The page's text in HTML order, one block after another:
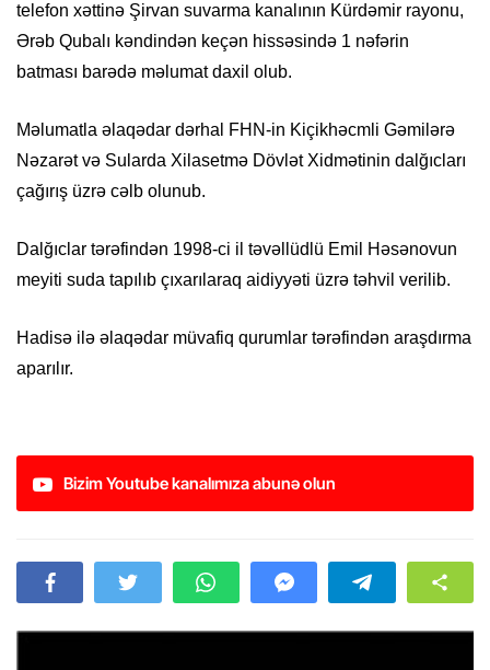
telefon xəttinə Şirvan suvarma kanalının Kürdəmir rayonu,
Ərəb Qubalı kəndindən keçən hissəsində 1 nəfərin
batması barədə məlumat daxil olub.
Məlumatla əlaqədar dərhal FHN-in Kiçikhəcmli Gəmilərə
Nəzarət və Sularda Xilasetmə Dövlət Xidmətinin dalğıcları
çağırış üzrə cəlb olunub.
Dalğıclar tərəfindən 1998-ci il təvəllüdlü Emil Həsənovun
meyiti suda tapılıb çıxarılaraq aidiyyəti üzrə təhvil verilib.
Hadisə ilə əlaqədar müvafiq qurumlar tərəfindən araşdırma
aparılır.
Bizim Youtube kanalımıza abunə olun